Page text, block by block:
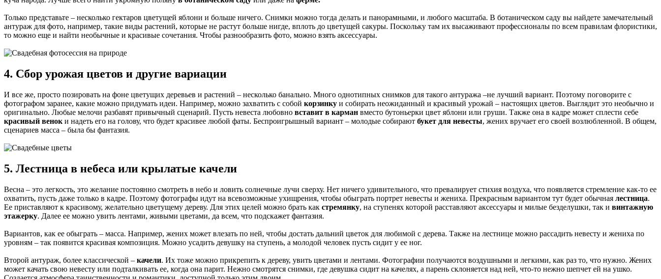
Только представьте – несколько гектаров цветущей яблони и больше ничего. Снимки можно тогда делать и панорамными, и любого масштаба. В ботаническом саду вы найдете замечательный
антураж для фото, например, такие виды растений, которые не растут больше нигде, вплоть до цветущей сакуры. Поскольку там их высаживают профессионалы по всем правилам флористики,
то можно еще и найти необычные и красивые сочетания. Чтобы разнообразить фото, можно взять аксессуары.
4. Сбор урожая цветов и другие вариации
И все же, просто позировать на фоне цветущих деревьев и растений – несколько банально. Много однотипных снимков для такого антуража –не лучший вариант. Поэтому поговорите с
фотографом заранее, какие можно придумать идеи. Например, можно захватить с собой корзинку и собирать неожиданный и красивый урожай – настоящих цветов. Выглядит это необычно и
оригинально. Любые мелочи разбавят привычный сценарий. Пусть невеста любовно вставит в карман вместо бутоньерки цвет яблони или груши. Также она в кадре может сплести себе
красивый венок и надеть его на голову, что будет красивее любой фаты. Беспроигрышный вариант – молодые собирают букет для невесты, жених вручает его своей возлюбленной. В общем,
сценариев масса – была бы фантазия.
5. Лестница в небеса или крылатые качели
Весна – это легкость, это желание постоянно смотреть в небо и ловить солнечные лучи сверху. Нет ничего удивительного, что превалирует стихия воздуха, что появляется стремление как-то ее
охватить, пусть даже только в кадре. Поэтому фотографы идут на всевозможные ухищрения, чтобы обыграть портрет невесты и жениха. Прекрасным вариантом тут будет обычная лестница.
Ее приставляют к красивому, желательно цветущему дереву. Для этих целей можно брать как стремянку, на ступенях которой расставляют аксессуары и милые безделушки, так и винтажную
этажерку. Далее ее можно увить лентами, живыми цветами, да всем, что подскажет фантазия.
Вариантов, как ее обыграть – масса. Например, жених может влезать по ней, чтобы достать дальний цветок для любимой с дерева. Также на лестнице можно рассадить невесту и жениха по
уровням – так появится красивая композиция. Можно усадить девушку на ступень, а молодой человек пусть сидит у ее ног.
Второй антураж, более классической – качели. Их тоже можно прикрепить к дереву, увить цветами и лентами. Фотографии получаются воздушными и легкими, как раз то, что нужно. Жених
может качать свою невесту или подталкивать ее, когда она парит. Нежно смотрятся снимки, где девушка сидит на качелях, а парень склоняется над ней, что-то нежно шепчет ей на ушко.